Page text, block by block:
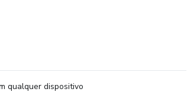
qualquer dispositivo